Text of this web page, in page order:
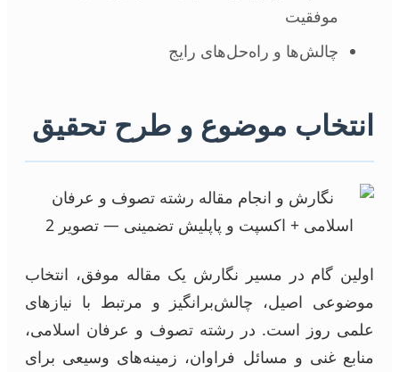
موفقیت
چالش‌ها و راه‌حل‌های رایج
انتخاب موضوع و طرح تحقیق
اولین گام در مسیر نگارش یک مقاله موفق، انتخاب
موضوعی اصیل، چالش‌برانگیز و مرتبط با نیازهای
علمی روز است. در رشته تصوف و عرفان اسلامی،
منابع غنی و مسائل فراوان، زمینه‌های وسیعی برای